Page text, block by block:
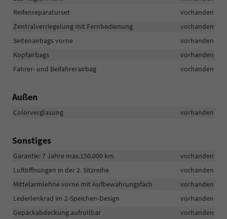
Reifenreparaturset
vorhanden
Zentralverriegelung mit Fernbedienung
vorhanden
Seitenairbags vorne
vorhanden
Kopfairbags
vorhanden
Fahrer- und Beifahrerairbag
vorhanden
Außen
Colorverglasung vorhanden
Sonstiges
Garantie: 7 Jahre max.150.000 km
vorhanden
Luftöffnungen in der 2. Sitzreihe
vorhanden
Mittelarmlehne vorne mit Aufbewahrungsfach
vorhanden
Lederlenkrad im 2-Speichen-Design
vorhanden
Gepäckabdeckung aufrollbar
vorhanden